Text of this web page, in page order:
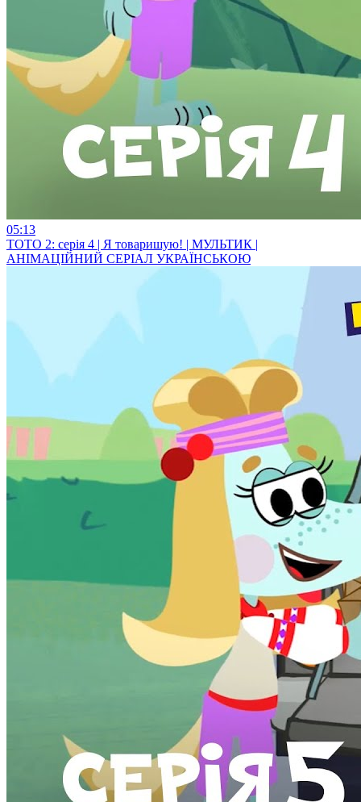
05:13
ТОТО 2: серія 4 | Я товаришую! | МУЛЬТИК |
АНІМАЦІЙНИЙ СЕРІАЛ УКРАЇНСЬКОЮ